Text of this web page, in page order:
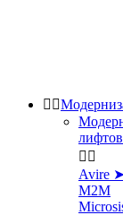
 
лифтов
 
Avire
M2M